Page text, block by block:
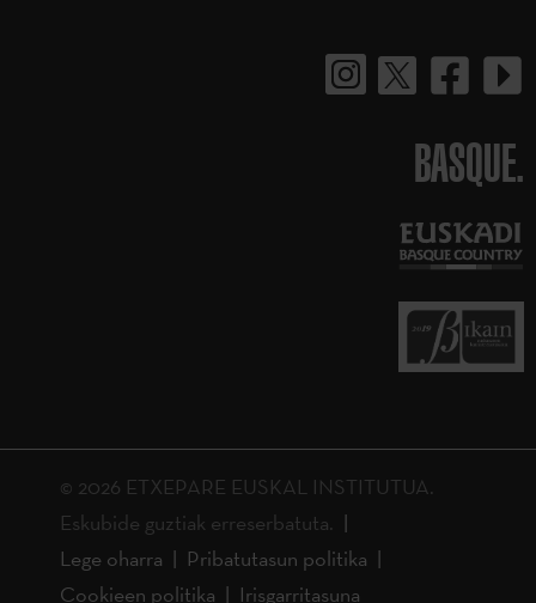
BASQUE.
© 2026 ETXEPARE EUSKAL INSTITUTUA.
Eskubide guztiak erreserbatuta.
Lege oharra
Pribatutasun politika
Cookieen politika
Irisgarritasuna